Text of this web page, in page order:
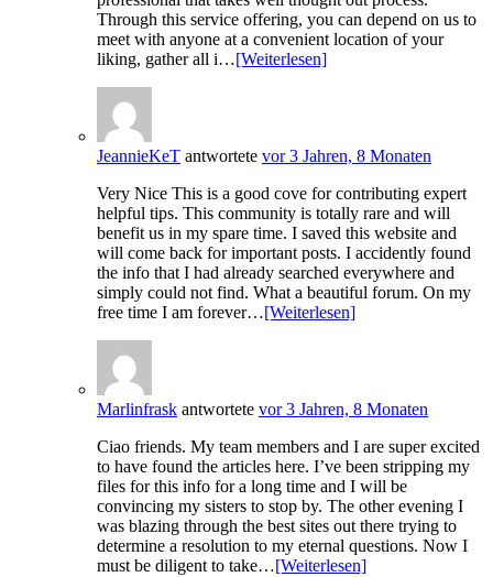
Through this service offering, you can depend on us to
meet with anyone at a convenient location of your
liking, gather all i…[Weiterlesen]
JeannieKeT antwortete vor 3 Jahren, 8 Monaten
Very Nice This is a good cove for contributing expert
helpful tips. This community is totally rare and will
benefit us in my spare time. I saved this website and
will come back for important posts. I accidently found
the info that I had already searched everywhere and
simply could not find. What a beautiful forum. On my
free time I am forever…[Weiterlesen]
Marlinfrask antwortete vor 3 Jahren, 8 Monaten
Ciao friends. My team members and I are super excited
to have found the articles here. I’ve been stripping my
files for this info for a long time and I will be
convincing my sisters to stop by. The other evening I
was blazing through the best sites out there trying to
determine a resolution to my eternal questions. Now I
must be diligent to take…[Weiterlesen]